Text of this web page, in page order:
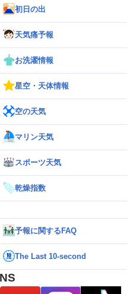
初日の出
天気痛予報
お洗濯情報
星空・天体情報
空の天気
マリン天気
スポーツ天気
乾燥指数
予報に関するFAQ
The Last 10-second